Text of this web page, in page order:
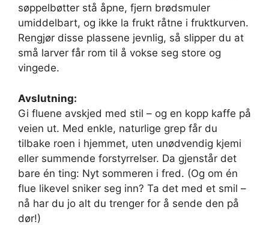
søppelbøtter stå åpne, fjern brødsmuler
umiddelbart, og ikke la frukt råtne i fruktkurven.
Rengjør disse plassene jevnlig, så slipper du at
små larver får rom til å vokse seg store og
vingede.
Avslutning:
Gi fluene avskjed med stil – og en kopp kaffe på
veien ut. Med enkle, naturlige grep får du
tilbake roen i hjemmet, uten unødvendig kjemi
eller summende forstyrrelser. Da gjenstår det
bare én ting: Nyt sommeren i fred. (Og om én
flue likevel sniker seg inn? Ta det med et smil –
nå har du jo alt du trenger for å sende den på
dør!)